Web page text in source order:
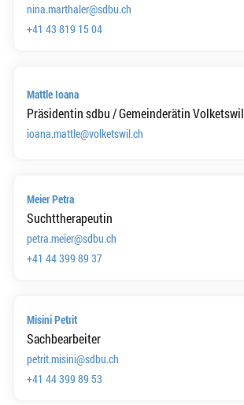
nina.marthaler@sdbu.ch
+41 43 819 15 04
Mattle Ioana
Präsidentin sdbu / Gemeinderätin Volketswil
ioana.mattle@volketswil.ch
Meier Petra
Suchttherapeutin
petra.meier@sdbu.ch
+41 44 399 89 37
Misini Petrit
Sachbearbeiter
petrit.misini@sdbu.ch
+41 44 399 89 53